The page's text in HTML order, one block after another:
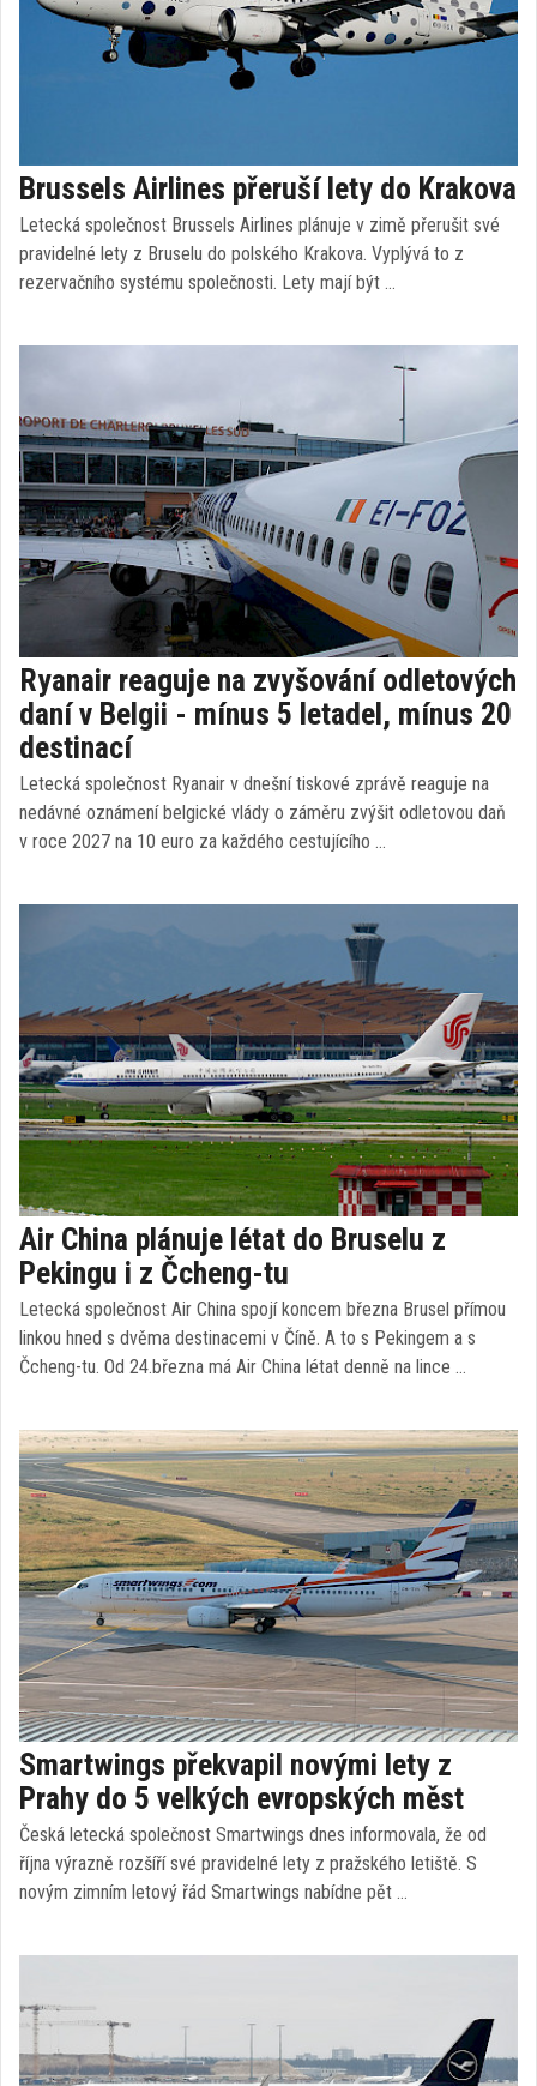
Brussels Airlines přeruší lety do Krakova
Letecká společnost Brussels Airlines plánuje v zimě přerušit své
pravidelné lety z Bruselu do polského Krakova. Vyplývá to z
rezervačního systému společnosti. Lety mají být …
Ryanair reaguje na zvyšování odletových
daní v Belgii - mínus 5 letadel, mínus 20
destinací
Letecká společnost Ryanair v dnešní tiskové zprávě reaguje na
nedávné oznámení belgické vlády o záměru zvýšit odletovou daň
v roce 2027 na 10 euro za každého cestujícího …
Air China plánuje létat do Bruselu z
Pekingu i z Čcheng-tu
Letecká společnost Air China spojí koncem března Brusel přímou
linkou hned s dvěma destinacemi v Číně. A to s Pekingem a s
Čcheng-tu. Od 24.března má Air China létat denně na lince …
Smartwings překvapil novými lety z
Prahy do 5 velkých evropských měst
Česká letecká společnost Smartwings dnes informovala, že od
října výrazně rozšíří své pravidelné lety z pražského letiště. S
novým zimním letový řád Smartwings nabídne pět …